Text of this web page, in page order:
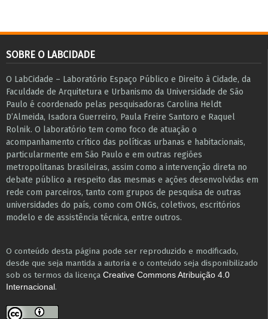
SOBRE O LABCIDADE
O LabCidade – Laboratório Espaço Público e Direito à Cidade, da
Faculdade de Arquitetura e Urbanismo da Universidade de São
Paulo é coordenado pelas pesquisadoras Carolina Heldt
D’Almeida, Isadora Guerreiro, Paula Freire Santoro e Raquel
Rolnik. O laboratório tem como foco de atuação o
acompanhamento crítico das políticas urbanas e habitacionais,
particularmente em São Paulo e ​em outras regiões
metropolitanas brasileiras, assim como a intervenção direta no
debate público a respeito das mesmas e ações desenvolvidas em
r​e​de com parceiros, tanto com grupos de pesquisa ​de outras
universidades do país, como com ONGs, coletivos, escritórios
modelo e de assistência técnica​, entre outros​.
O conteúdo desta página pode ser reproduzido e modificado,
desde que seja mantida a autoria e o conteúdo seja disponibilizado
sob os termos da licença Creative Commons Atribuição 4.0
Internacional .